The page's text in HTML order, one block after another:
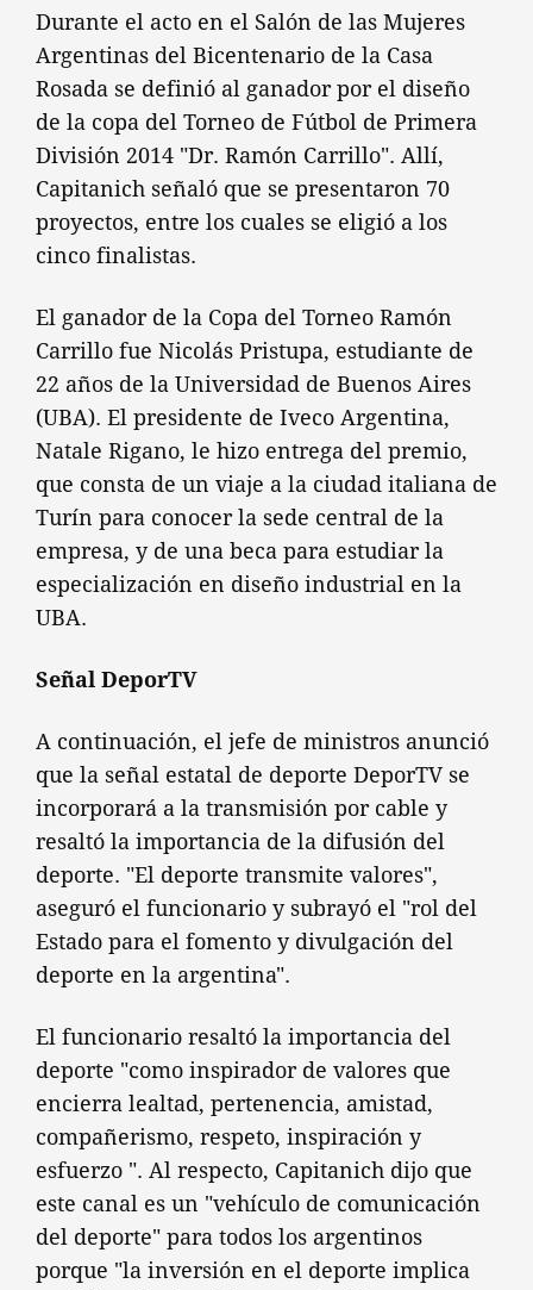
Durante el acto en el Salón de las Mujeres
Argentinas del Bicentenario de la Casa
Rosada se definió al ganador por el diseño
de la copa del Torneo de Fútbol de Primera
División 2014 "Dr. Ramón Carrillo". Allí,
Capitanich señaló que se presentaron 70
proyectos, entre los cuales se eligió a los
cinco finalistas.
El ganador de la Copa del Torneo Ramón
Carrillo fue Nicolás Pristupa, estudiante de
22 años de la Universidad de Buenos Aires
(UBA). El presidente de Iveco Argentina,
Natale Rigano, le hizo entrega del premio,
que consta de un viaje a la ciudad italiana de
Turín para conocer la sede central de la
empresa, y de una beca para estudiar la
especialización en diseño industrial en la
UBA.
Señal DeporTV
A continuación, el jefe de ministros anunció
que la señal estatal de deporte DeporTV se
incorporará a la transmisión por cable y
resaltó la importancia de la difusión del
deporte. "El deporte transmite valores",
aseguró el funcionario y subrayó el "rol del
Estado para el fomento y divulgación del
deporte en la argentina".
El funcionario resaltó la importancia del
deporte "como inspirador de valores que
encierra lealtad, pertenencia, amistad,
compañerismo, respeto, inspiración y
esfuerzo ". Al respecto, Capitanich dijo que
este canal es un "vehículo de comunicación
del deporte" para todos los argentinos
porque "la inversión en el deporte implica